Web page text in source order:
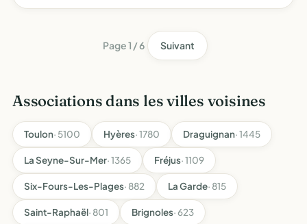
Page 1 / 6 Suivant
Associations dans les villes voisines
Toulon· 5100 Hyères· 1780 Draguignan· 1445
La Seyne-Sur-Mer· 1365 Fréjus· 1109
Six-Fours-Les-Plages· 882 La Garde· 815
Saint-Raphaël· 801 Brignoles· 623